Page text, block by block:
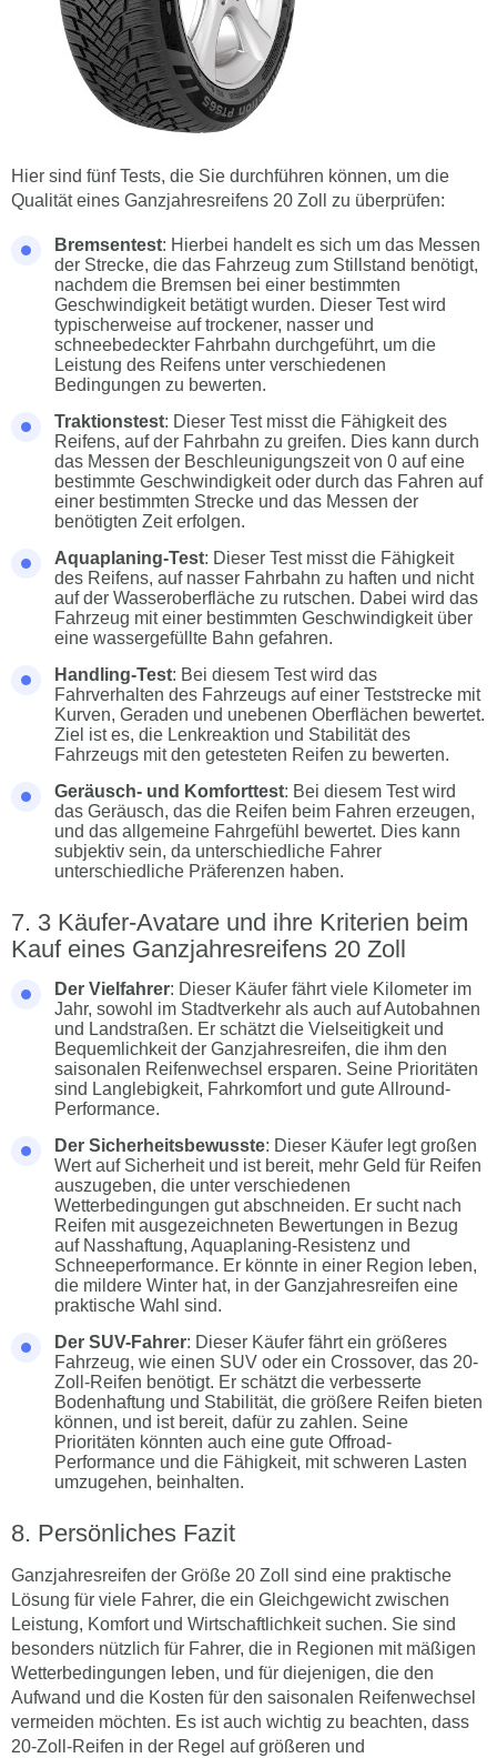
Hier sind fünf Tests, die Sie durchführen können, um die
Qualität eines Ganzjahresreifens 20 Zoll zu überprüfen:
Bremsentest: Hierbei handelt es sich um das Messen
der Strecke, die das Fahrzeug zum Stillstand benötigt,
nachdem die Bremsen bei einer bestimmten
Geschwindigkeit betätigt wurden. Dieser Test wird
typischerweise auf trockener, nasser und
schneebedeckter Fahrbahn durchgeführt, um die
Leistung des Reifens unter verschiedenen
Bedingungen zu bewerten.
Traktionstest: Dieser Test misst die Fähigkeit des
Reifens, auf der Fahrbahn zu greifen. Dies kann durch
das Messen der Beschleunigungszeit von 0 auf eine
bestimmte Geschwindigkeit oder durch das Fahren auf
einer bestimmten Strecke und das Messen der
benötigten Zeit erfolgen.
Aquaplaning-Test: Dieser Test misst die Fähigkeit
des Reifens, auf nasser Fahrbahn zu haften und nicht
auf der Wasseroberfläche zu rutschen. Dabei wird das
Fahrzeug mit einer bestimmten Geschwindigkeit über
eine wassergefüllte Bahn gefahren.
Handling-Test: Bei diesem Test wird das
Fahrverhalten des Fahrzeugs auf einer Teststrecke mit
Kurven, Geraden und unebenen Oberflächen bewertet.
Ziel ist es, die Lenkreaktion und Stabilität des
Fahrzeugs mit den getesteten Reifen zu bewerten.
Geräusch- und Komforttest: Bei diesem Test wird
das Geräusch, das die Reifen beim Fahren erzeugen,
und das allgemeine Fahrgefühl bewertet. Dies kann
subjektiv sein, da unterschiedliche Fahrer
unterschiedliche Präferenzen haben.
3 Käufer-Avatare und ihre Kriterien beim
Kauf eines Ganzjahresreifens 20 Zoll
Der Vielfahrer: Dieser Käufer fährt viele Kilometer im
Jahr, sowohl im Stadtverkehr als auch auf Autobahnen
und Landstraßen. Er schätzt die Vielseitigkeit und
Bequemlichkeit der Ganzjahresreifen, die ihm den
saisonalen Reifenwechsel ersparen. Seine Prioritäten
sind Langlebigkeit, Fahrkomfort und gute Allround-
Performance.
Der Sicherheitsbewusste: Dieser Käufer legt großen
Wert auf Sicherheit und ist bereit, mehr Geld für Reifen
auszugeben, die unter verschiedenen
Wetterbedingungen gut abschneiden. Er sucht nach
Reifen mit ausgezeichneten Bewertungen in Bezug
auf Nasshaftung, Aquaplaning-Resistenz und
Schneeperformance. Er könnte in einer Region leben,
die mildere Winter hat, in der Ganzjahresreifen eine
praktische Wahl sind.
Der SUV-Fahrer: Dieser Käufer fährt ein größeres
Fahrzeug, wie einen SUV oder ein Crossover, das 20-
Zoll-Reifen benötigt. Er schätzt die verbesserte
Bodenhaftung und Stabilität, die größere Reifen bieten
können, und ist bereit, dafür zu zahlen. Seine
Prioritäten könnten auch eine gute Offroad-
Performance und die Fähigkeit, mit schweren Lasten
umzugehen, beinhalten.
Persönliches Fazit
Ganzjahresreifen der Größe 20 Zoll sind eine praktische
Lösung für viele Fahrer, die ein Gleichgewicht zwischen
Leistung, Komfort und Wirtschaftlichkeit suchen. Sie sind
besonders nützlich für Fahrer, die in Regionen mit mäßigen
Wetterbedingungen leben, und für diejenigen, die den
Aufwand und die Kosten für den saisonalen Reifenwechsel
vermeiden möchten. Es ist auch wichtig zu beachten, dass
20-Zoll-Reifen in der Regel auf größeren und